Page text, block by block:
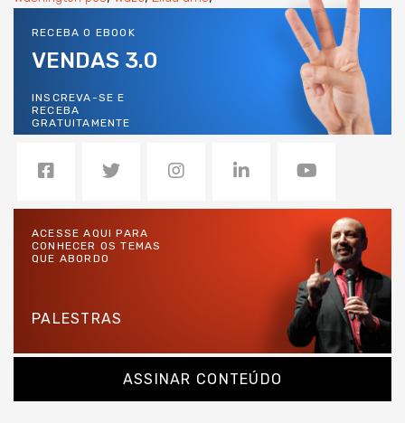
RECEBA O EBOOK
VENDAS 3.0
INSCREVA-SE E
RECEBA
GRATUITAMENTE
ACESSE AQUI PARA
CONHECER OS TEMAS
QUE ABORDO
PALESTRAS
ASSINAR CONTEÚDO